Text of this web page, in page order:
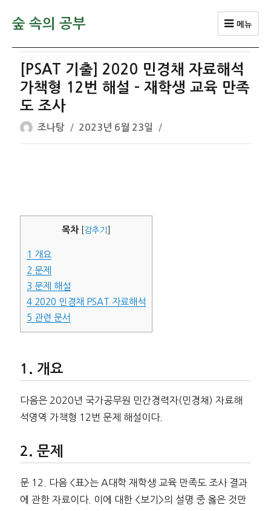
숲 속의 공부 메뉴
[PSAT 기출] 2020 민경채 자료해석
가책형 12번 해설 – 재학생 교육 만족
도 조사
글
쓴
조나탕
작
성
2023년 6월 23일
목차 감추기
1 개요
2 문제
3 문제 해설
42020 민경채 PSAT 자료해석
5 관련 문서
개요
다음은 2020년 국가공무원 민간경력자(민경채) 자료해
석영역 가책형 12번 문제 해설이다.
문제
문 12. 다음 <표>는 A대학 재학생 교육 만족도 조사 결과
에 관한 자료이다. 이에 대한 <보기>의 설명 중 옳은 것만